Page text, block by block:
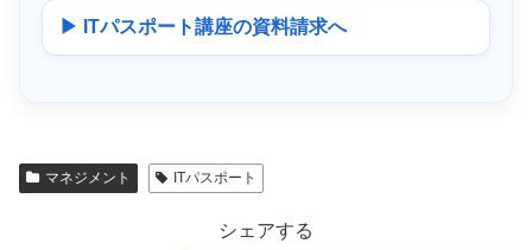
▶ ITパスポート講座の資料請求へ
マネジメント ITパスポート
シェアする